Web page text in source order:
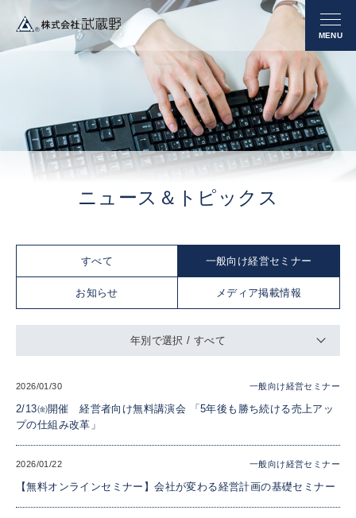
ニュース＆トピックス
すべて 一般向け経営セミナー
お知らせ メディア掲載情報
年別で選択 / すべて
2026/01/30 一般向け経営セミナー
2/13㈮開催 経営者向け無料講演会 「5年後も勝ち続ける売上アッ
プの仕組み改革」
2026/01/22 一般向け経営セミナー
【無料オンラインセミナー】会社が変わる経営計画の基礎セミナー